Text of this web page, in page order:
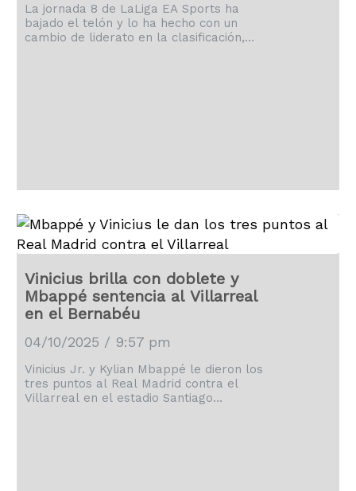
La jornada 8 de LaLiga EA Sports ha
bajado el telón y lo ha hecho con un
cambio de liderato en la clasificación,
Vinicius brilla con doblete y
Mbappé sentencia al Villarreal
en el Bernabéu
04/10/2025 / 9:57 pm
Vinicius Jr. y Kylian Mbappé le dieron los
tres puntos al Real Madrid contra el
Villarreal en el estadio Santiago